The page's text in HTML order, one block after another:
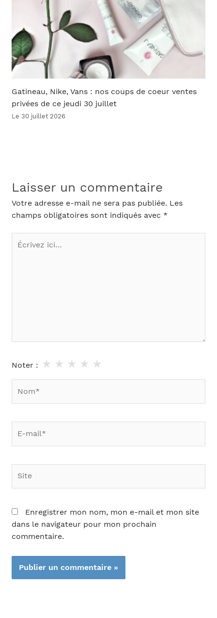
Gatineau, Nike, Vans : nos coups de coeur ventes
privées de ce jeudi 30 juillet
Le 30 juillet 2026
Laisser un commentaire
Votre adresse e-mail ne sera pas publiée. Les
champs obligatoires sont indiqués avec *
Écrivez
ici…
Noter : ★
★
★
★
★
Enregistrer mon nom, mon e-mail et mon site
dans le navigateur pour mon prochain
commentaire.